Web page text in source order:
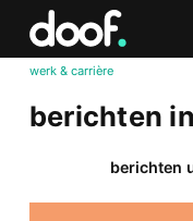
werk & carrière
berichten
berichten
Doof.nl